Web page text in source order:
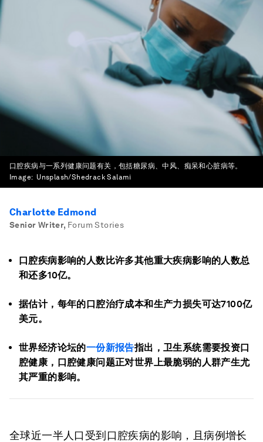
口腔疾病与一系列健康问题有关，包括糖尿病、中风、痴呆和心脏病等。
Image: Unsplash/Shedrack Salami
Charlotte Edmond
Senior Writer, Forum Stories
口腔疾病影响的人数比许多其他重大疾病影响的人数总
和还多10亿。
据估计，每年的口腔治疗成本和生产力损失可达7100亿
美元。
世界经济论坛的一份新报告指出，卫生系统需要投资口
腔健康，口腔健康问题正对世界上最脆弱的人群产生尤
其严重的影响。
全球近一半人口受到口腔疾病的影响，且病例增长